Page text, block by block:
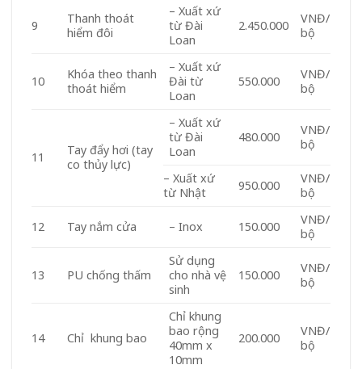
9
Thanh thoát
hiểm đôi
– Xuất xứ
từ Đài
Loan
2.450.000
VNĐ/
bộ
10
Khóa theo thanh
thoát hiểm
– Xuất xứ
Đài từ
Loan
550.000
VNĐ/
bộ
11
Tay đẩy hơi (tay
co thủy lực)
– Xuất xứ
từ Đài
Loan
480.000
VNĐ/
bộ
– Xuất xứ
từ Nhật
950.000
VNĐ/
bộ
12 Tay nắm cửa – Inox 150.000
VNĐ/
bộ
13 PU chống thấm
Sử dụng
cho nhà vệ
sinh
150.000
VNĐ/
bộ
14 Chỉ khung bao
Chỉ khung
bao rộng
40mm x
10mm
200.000
VNĐ/
bộ